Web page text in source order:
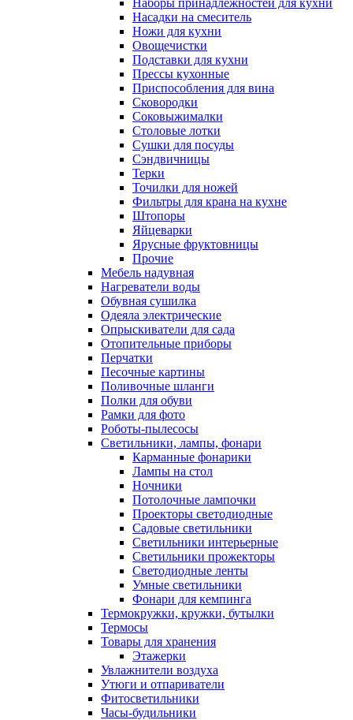
Наборы принадлежностей для кухни
Насадки на смеситель
Ножи для кухни
Овощечистки
Подставки для кухни
Прессы кухонные
Приспособления для вина
Сковородки
Соковыжималки
Столовые лотки
Сушки для посуды
Сэндвичницы
Терки
Точилки для ножей
Фильтры для крана на кухне
Штопоры
Яйцеварки
Ярусные фруктовницы
Прочие
Мебель надувная
Нагреватели воды
Обувная сушилка
Одеяла электрические
Опрыскиватели для сада
Отопительные приборы
Перчатки
Песочные картины
Поливочные шланги
Полки для обуви
Рамки для фото
Роботы-пылесосы
Светильники, лампы, фонари
Карманные фонарики
Лампы на стол
Ночники
Потолочные лампочки
Проекторы светодиодные
Садовые светильники
Светильники интерьерные
Светильники прожекторы
Светодиодные ленты
Умные светильники
Фонари для кемпинга
Термокружки, кружки, бутылки
Термосы
Товары для хранения
Этажерки
Увлажнители воздуха
Утюги и отпариватели
Фитосветильники
Часы-будильники